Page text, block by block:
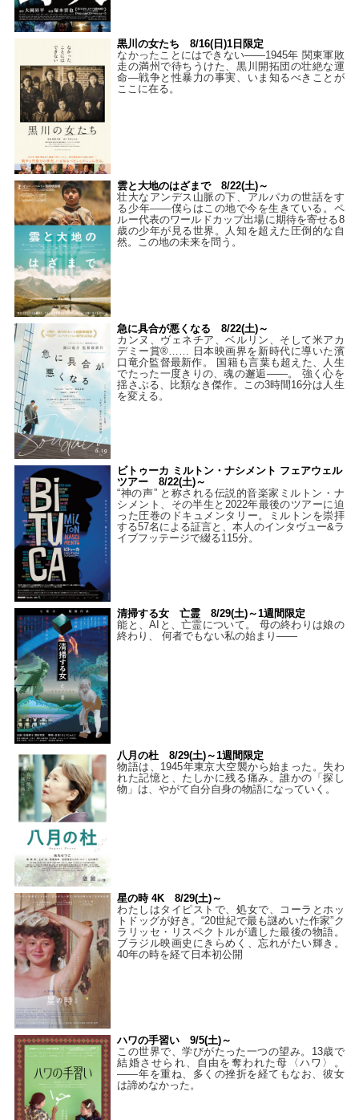
黒川の女たち 8/16(日)1日限定
なかったことにはできない——1945年 関東軍敗
走の満州で待ちうけた、黒川開拓団の壮絶な運
命―戦争と性暴力の事実、いま知るべきことが
ここに在る。
雲と大地のはざまで 8/22(土)～
壮大なアンデス山脈の下、アルパカの世話をす
る少年――僕らはこの地で今を生きている。ペ
ルー代表のワールドカップ出場に期待を寄せる8
歳の少年が見る世界。人知を超えた圧倒的な自
然。この地の未来を問う。
急に具合が悪くなる 8/22(土)～
カンヌ、ヴェネチア、ベルリン、そして米アカ
デミー賞®…… 日本映画界を新時代に導いた濱
口竜介監督最新作。 国籍も言葉も超えた、人生
でたった一度きりの、魂の邂逅――。 強く心を
揺さぶる、比類なき傑作。この3時間16分は人生
を変える。
ビトゥーカ ミルトン・ナシメント フェアウェル
ツアー 8/22(土)～
“神の声” と称される伝説的音楽家ミルトン・ナ
シメント、その半生と2022年最後のツアーに迫
った圧巻のドキュメンタリー。ミルトンを崇拝
する57名による証言と、本人のインタヴュー&ラ
イブフッテージで綴る115分。
清掃する女 亡霊 8/29(土)～1週間限定
能と、AIと、亡霊について。 母の終わりは娘の
終わり、 何者でもない私の始まり――
八月の杜 8/29(土)～1週間限定
物語は、1945年東京大空襲から始まった。失わ
れた記憶と、たしかに残る痛み。誰かの「探し
物」は、やがて自分自身の物語になっていく。
星の時 4K 8/29(土)～
わたしはタイピストで、処⼥で、コーラとホッ
トドッグが好き。“20世紀で最も謎めいた作家”ク
ラリッセ・リスペクトルが遺した最後の物語。
ブラジル映画史にきらめく、忘れがたい輝き。
40年の時を経て⽇本初公開
ハワの手習い 9/5(土)～
この世界で、学びがたった一つの望み。13歳で
結婚させられ、自由を奪われた母〈ハワ〉。
——年を重ね、多くの挫折を経てもなお、彼女
は諦めなかった。